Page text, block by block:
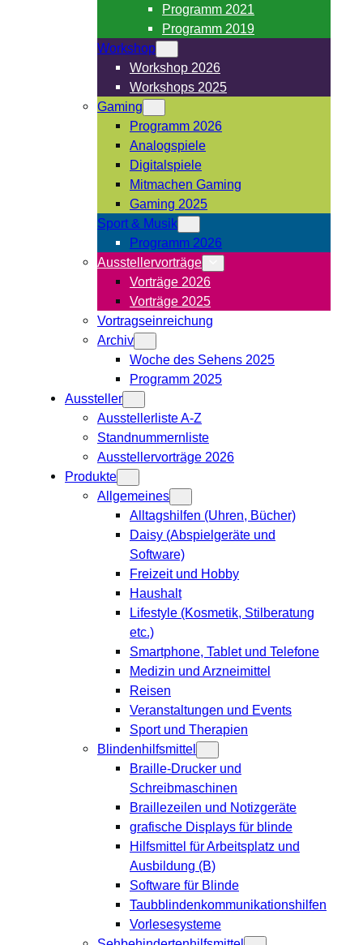
Programm 2021
Programm 2019
Workshop
Workshop 2026
Workshops 2025
Gaming
Programm 2026
Analogspiele
Digitalspiele
Mitmachen Gaming
Gaming 2025
Sport & Musik
Programm 2026
Ausstellervorträge
Vorträge 2026
Vorträge 2025
Vortragseinreichung
Archiv
Woche des Sehens 2025
Programm 2025
Aussteller
Ausstellerliste A-Z
Standnummernliste
Ausstellervorträge 2026
Produkte
Allgemeines
Alltagshilfen (Uhren, Bücher)
Daisy (Abspielgeräte und
Software)
Freizeit und Hobby
Haushalt
Lifestyle (Kosmetik, Stilberatung
etc.)
Smartphone, Tablet und Telefone
Medizin und Arzneimittel
Reisen
Veranstaltungen und Events
Sport und Therapien
Blindenhilfsmittel
Braille-Drucker und
Schreibmaschinen
Braillezeilen und Notizgeräte
grafische Displays für blinde
Hilfsmittel für Arbeitsplatz und
Ausbildung (B)
Software für Blinde
Taubblindenkommunikationshilfen
Vorlesesysteme